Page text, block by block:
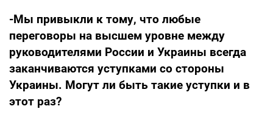
-Мы привыкли к тому, что любые
переговоры на высшем уровне между
руководителями России и Украины всегда
заканчиваются уступками со стороны
Украины. Могут ли быть такие уступки и в
этот раз?